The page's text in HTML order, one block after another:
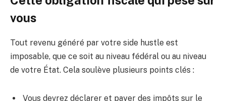
vous
Tout revenu généré par votre side hustle est
imposable, que ce soit au niveau fédéral ou au niveau
de votre État. Cela soulève plusieurs points clés :
Vous devrez déclarer et payer des impôts sur le